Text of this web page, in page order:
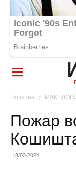
Почетна
Пожар
18/03/2024